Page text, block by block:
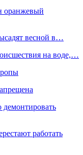
оранжевый
весной в…
на воде,…
демонтировать
работать